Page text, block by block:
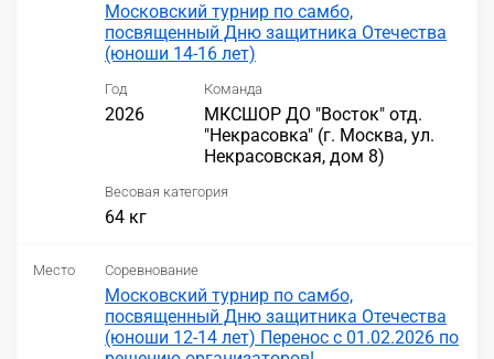
Московский турнир по самбо,
посвященный Дню защитника Отечества
(юноши 14-16 лет)
Год
2026
Команда
МКСШОР ДО "Восток" отд.
"Некрасовка" (г. Москва, ул.
Некрасовская, дом 8)
Весовая категория
64 кг
Место Соревнование
Московский турнир по самбо,
посвященный Дню защитника Отечества
(юноши 12-14 лет) Перенос с 01.02.2026 по